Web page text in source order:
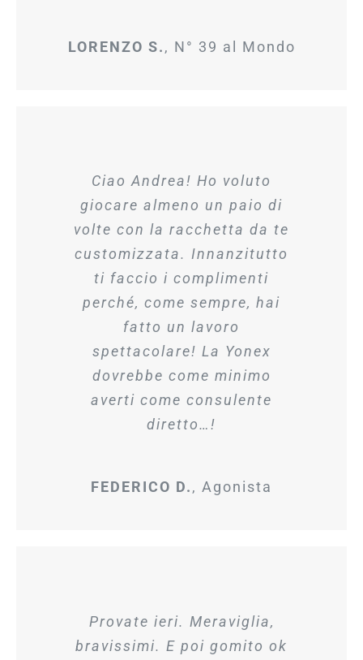
LORENZO S., N° 39 al Mondo
Ciao Andrea! Ho voluto
giocare almeno un paio di
volte con la racchetta da te
customizzata. Innanzitutto
ti faccio i complimenti
perché, come sempre, hai
fatto un lavoro
spettacolare! La Yonex
dovrebbe come minimo
averti come consulente
diretto…!
FEDERICO D., Agonista
Provate ieri. Meraviglia,
bravissimi. E poi gomito ok